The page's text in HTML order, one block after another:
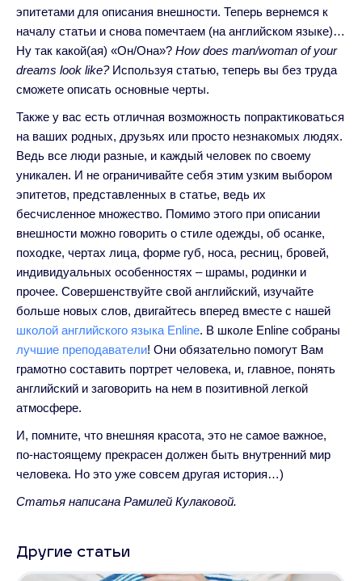
эпитетами для описания внешности. Теперь вернемся к
началу статьи и снова помечтаем (на английском языке)…
Ну так какой(ая) «Он/Она»? How does man/woman of your
dreams look like?Используя статью, теперь вы без труда
сможете описать основные черты.
Также у вас есть отличная возможность попрактиковаться
на ваших родных, друзьях или просто незнакомых людях.
Ведь все люди разные, и каждый человек по своему
уникален. И не ограничивайте себя этим узким выбором
эпитетов, представленных в статье, ведь их
бесчисленное множество. Помимо этого при описании
внешности можно говорить о стиле одежды, об осанке,
походке, чертах лица, форме губ, носа, ресниц, бровей,
индивидуальных особенностях – шрамы, родинки и
прочее. Совершенствуйте свой английский, изучайте
больше новых слов, двигайтесь вперед вместе с нашей
школой английского языка Enline. В школе Enline собраны
лучшие преподаватели! Они обязательно помогут Вам
грамотно составить портрет человека, и, главное, понять
английский и заговорить на нем в позитивной легкой
атмосфере.
И, помните, что внешняя красота, это не самое важное,
по-настоящему прекрасен должен быть внутренний мир
человека. Но это уже совсем другая история…)
Статья написана Рамилей Кулаковой.
Другие статьи